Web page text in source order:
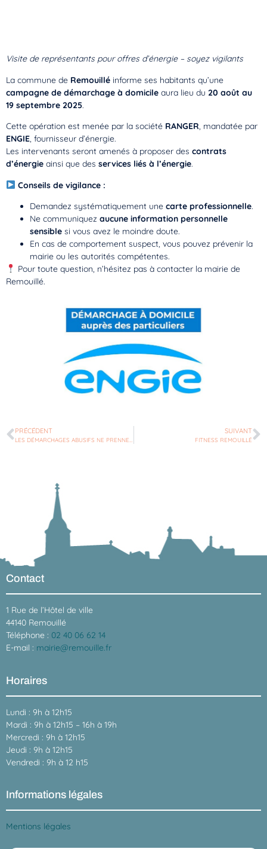
Visite de représentants pour offres d’énergie – soyez vigilants
La commune de Remouillé informe ses habitants qu’une
campagne de démarchage à domicile aura lieu du 20 août au
19 septembre 2025.
Cette opération est menée par la société RANGER, mandatée par
ENGIE, fournisseur d’énergie.
Les intervenants seront amenés à proposer des contrats
d’énergie ainsi que des services liés à l’énergie.
Conseils de vigilance :
Demandez systématiquement une carte professionnelle.
Ne communiquez aucune information personnelle
sensible si vous avez le moindre doute.
En cas de comportement suspect, vous pouvez prévenir la
mairie ou les autorités compétentes.
Pour toute question, n’hésitez pas à contacter la mairie de
Remouillé.
PRÉCÉDENT SUIVANT
FITNESS REMOUILLÉ
Contact
1 Rue de l’Hôtel de ville
44140 Remouillé
Téléphone : 02 40 06 62 14
E-mail : mairie@remouille.fr
Horaires
Lundi : 9h à 12h15
Mardi : 9h à 12h15 – 16h à 19h
Mercredi : 9h à 12h15
Jeudi : 9h à 12h15
Vendredi : 9h à 12 h15
Informations légales
Mentions légales